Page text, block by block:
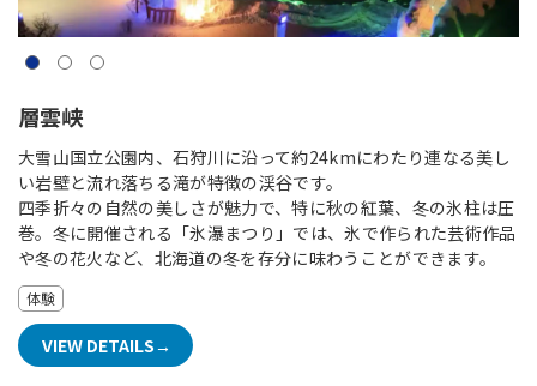
層雲峡
大雪山国立公園内、石狩川に沿って約24kmにわたり連なる美し
い岩壁と流れ落ちる滝が特徴の渓谷です。
四季折々の自然の美しさが魅力で、特に秋の紅葉、冬の氷柱は圧
巻。冬に開催される「氷瀑まつり」では、氷で作られた芸術作品
や冬の花火など、北海道の冬を存分に味わうことができます。
体験
VIEW DETAILS